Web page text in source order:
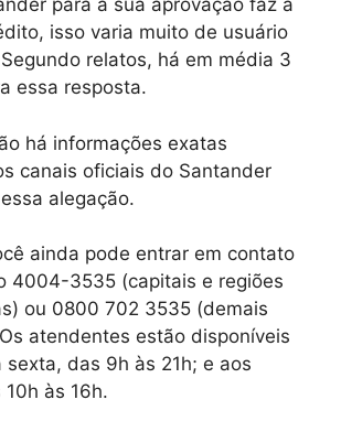
para a sua aprovação faz a
isso varia muito de usuário
relatos, há em média 3
essa resposta.
há informações exatas
canais oficiais do Santander
alegação.
ainda pode entrar em contato
4004-3535 (capitais e regiões
ou 0800 702 3535 (demais
atendentes estão disponíveis
sexta, das 9h às 21h; e aos
às 16h.